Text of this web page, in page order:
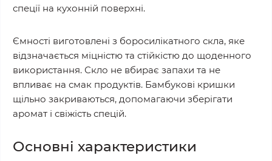
спеції на кухонній поверхні.
Ємності виготовлені з боросилікатного скла, яке
відзначається міцністю та стійкістю до щоденного
використання. Скло не вбирає запахи та не
впливає на смак продуктів. Бамбукові кришки
щільно закриваються, допомагаючи зберігати
аромат і свіжість спецій.
Основні характеристики